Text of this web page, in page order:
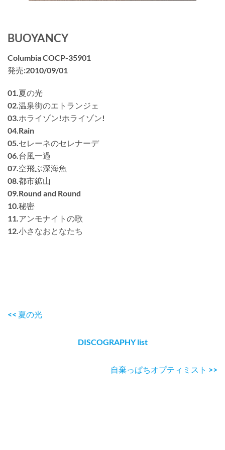
BUOYANCY
Columbia COCP-35901
発売:2010/09/01
01.夏の光
02.温泉街のエトランジェ
03.ホライゾン!ホライゾン!
04.Rain
05.セレーネのセレナーデ
06.台風一過
07.空飛ぶ深海魚
08.都市鉱山
09.Round and Round
10.秘密
11.アンモナイトの歌
12.小さなおとなたち
<< 夏の光
DISCOGRAPHY list
自棄っぱちオプティミスト >>